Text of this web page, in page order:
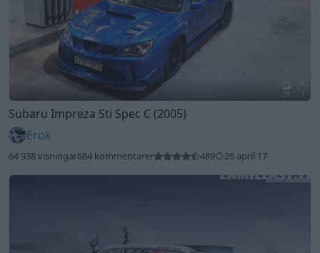
20 3
Subaru Impreza Sti Spec C (2005)
Erok
64 938 visningar684 kommentarer 489 26 april 17